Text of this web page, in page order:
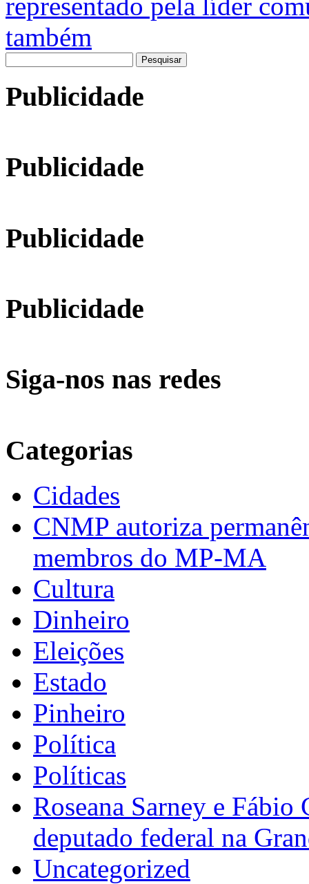
também
por:
Publicidade
Publicidade
Publicidade
Publicidade
Siga-nos nas redes
Categorias
Cidades
CNMP autoriza
membros do MP-MA
Cultura
Dinheiro
Eleições
Estado
Pinheiro
Política
Políticas
Roseana Sarney e
deputado federal na
Uncategorized